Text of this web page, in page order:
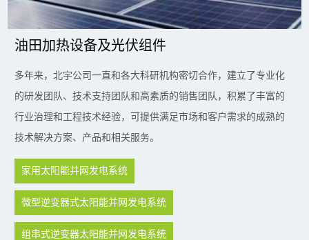
油田加热设备及光伏组件
多年来，北宇公司一直和各大科研机构密切合作，建立了专业化
的研发团队、技术支持团队和高素质的销售团队，积累了丰富的
行业治理和工程技术经验，可提供满足市场和客户需求的成熟的
技术解决方案、产品和相关服务。
家用太阳能并网发电系统
微型逆变器式太阳能并网发电系统
组串式逆变器太阳能并网发电系统